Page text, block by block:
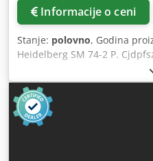
Informacije o ceni
Stanje: polovno, Godina
Heidelberg SM 74-2 P.
proizvodnje: 1999; - Broj
miliona; - Sistem vlaženja sa
Pranje valjaka za mastilo; -
valjaka; - Vazdušni nož; -
Perfektor (2+0; 1+1); -